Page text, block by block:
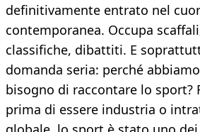
definitivamente entrato nel
contemporanea. Occupa
classifiche, dibattiti. E
domanda seria: perché
bisogno di raccontare lo sport?
prima di essere industria o